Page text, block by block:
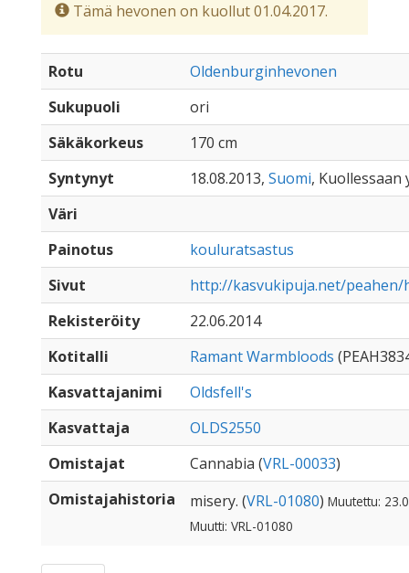
Tämä hevonen on kuollut 01.04.2017.
Rotu
Oldenburginhevonen
Sukupuoli
ori
Säkäkorkeus
170 cm
Syntynyt
18.08.2013, Suomi, Kuollessaan
Väri
Painotus
kouluratsastus
Sivut
http://kasvukipuja.net/
Rekisteröity
22.06.2014
Kotitalli
Ramant Warmbloods
Kasvattajanimi
Oldsfell's
Kasvattaja
OLDS2550
Omistajat
Cannabia (VRL-00033)
Omistajahistoria
misery. (VRL-01080) Muutettu:
Muutti: VRL-01080